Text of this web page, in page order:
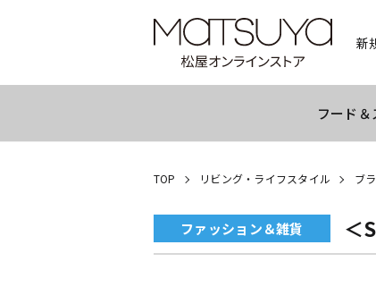
新
フード
TOP リビング・ライフスタイル ブ
ファッション＆雑貨 ＜